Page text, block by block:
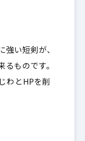
強い短剣が、
るものです。
わとHPを削